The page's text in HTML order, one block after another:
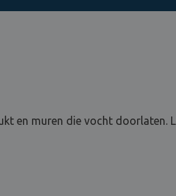
en muren die vocht doorlaten.